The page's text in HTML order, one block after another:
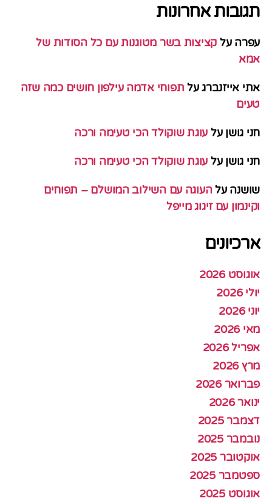
תגובות אחרונות
עפרה על קציצות בשר מטוגנות עם כל הסודות של
אמא
אתי אייזנברגעל תפוחי אדמה עילפון חושים כמה שזה
טעים
חני גושן על עוגת שוקולד הכי טעימה ורכה
חני גושן על עוגת שוקולד הכי טעימה ורכה
שושנה עלהעוגה עם השילוב המושלם – תפוחים
וקינמון עם זיגוג מייפל
ארכיונים
אוגוסט 2026
יולי 2026
יוני 2026
מאי 2026
אפריל 2026
מרץ 2026
פברואר 2026
ינואר 2026
דצמבר 2025
נובמבר 2025
אוקטובר 2025
ספטמבר 2025
אוגוסט 2025